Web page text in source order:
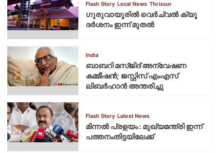
Flash Story Local News Thrissur
ഗുരുവായൂരില്‍ വെര്‍ച്വല്‍ ക്യൂ
ദര്‍ശനം ഇന്ന് മുതല്‍
India
ബാബറി മസ്ജിദ് അന്വേഷണ
കമ്മീഷന്‍; ജസ്റ്റിസ് എംഎസ്
ലിബര്‍ഹാന്‍ അന്തരിച്ചു
Flash Story Latest News
മിന്നല്‍ പ്രളയം : മുഖ്യമന്ത്രി ഇന്ന്
പത്തനംതിട്ടയിലേക്ക്